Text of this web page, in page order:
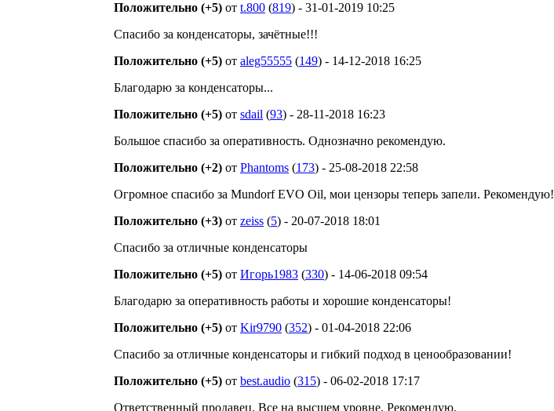
Положительно (+5) от t.800 (819) - 31-01-2019 10:25
Спасибо за конденсаторы, зачётные!!!
Положительно (+5) от aleg55555 (149) - 14-12-2018 16:25
Благодарю за конденсаторы...
Положительно (+5) от sdail (93) - 28-11-2018 16:23
Большое спасибо за оперативность. Однозначно рекомендую.
Положительно (+2) от Phantoms (173) - 25-08-2018 22:58
Огромное спасибо за Mundorf EVO Oil, мои цензоры теперь запели. Рекомендую!
Положительно (+3) от zeiss (5) - 20-07-2018 18:01
Спасибо за отличные конденсаторы
Положительно (+5) от Игорь1983 (330) - 14-06-2018 09:54
Благодарю за оперативность работы и хорошие конденсаторы!
Положительно (+5) от Kir9790 (352) - 01-04-2018 22:06
Спасибо за отличные конденсаторы и гибкий подход в ценообразовании!
Положительно (+5) от best.audio (315) - 06-02-2018 17:17
Ответственный продавец. Все на высшем уровне. Рекомендую.